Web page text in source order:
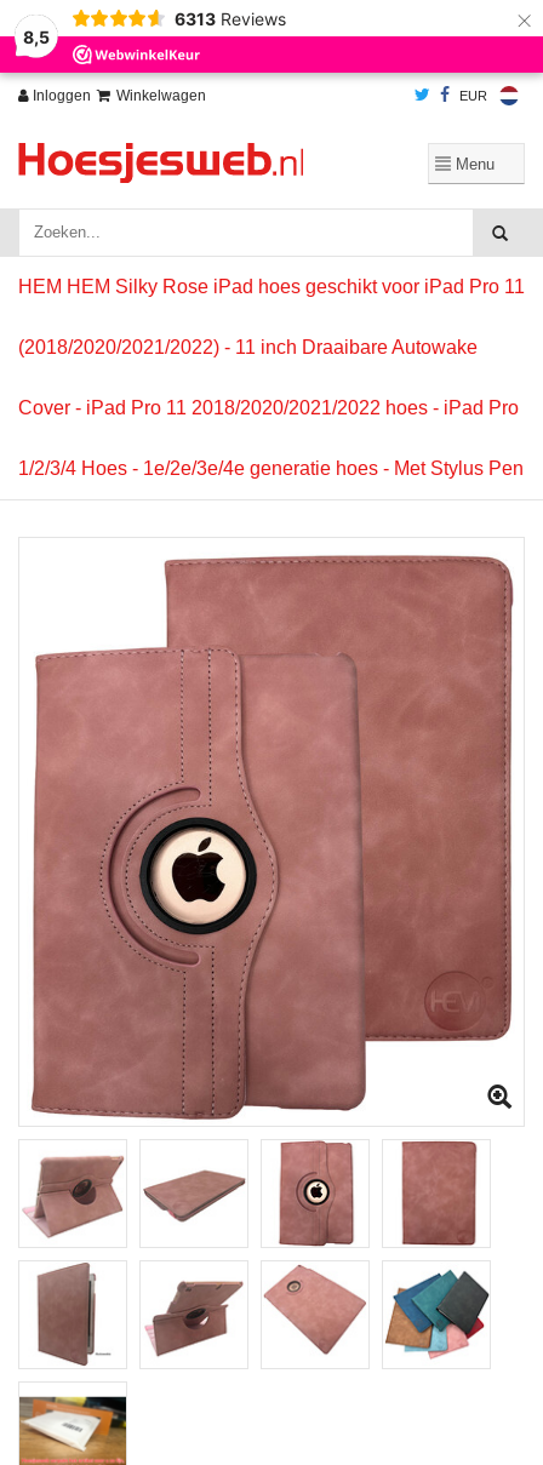
8,5
6313 Reviews ×
Inloggen Winkelwagen EUR
HEM HEM Silky Rose iPad hoes geschikt voor iPad Pro 11
(2018/2020/2021/2022) - 11 inch Draaibare Autowake
Cover - iPad Pro 11 2018/2020/2021/2022 hoes - iPad Pro
1/2/3/4 Hoes - 1e/2e/3e/4e generatie hoes - Met Stylus Pen
Wij slaan cookies op om onze website te verbeteren. Is dat akkoord?
Ja
Nee